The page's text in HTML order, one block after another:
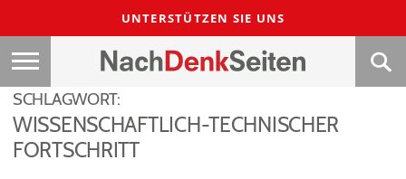
UNTERSTÜTZEN SIE UNS
SCHLAGWORT:
WISSENSCHAFTLICH-TECHNISCHER
FORTSCHRITT